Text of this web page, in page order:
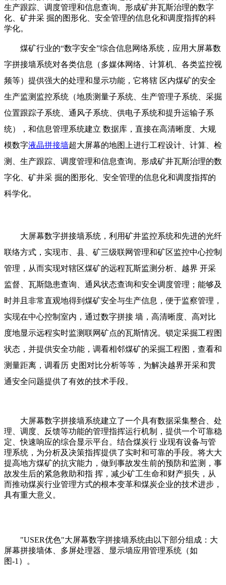
生产跟踪、调度管理和信息查询。形成矿井瓦斯治理的数字
化、矿井采 掘的图形化、安全管理的信息化和调度指挥的科
学化。
煤矿行业的“数字安全”综合信息网络系统，应用大屏幕数
字拼接墙系统对各类信息（多媒体网络、计算机、各类监控视
频等）提供强大的处理和显示功能，它将辖 区内煤矿的安全
生产监测监控系统（地质测量子系统、生产管理子系统、采掘
位置跟踪子系统、通风子系统、供电子系统和提升运输子系
统），和信息管理系统建立 数据库，直接在高清晰度、大规
模数字液晶拼接墙超大屏幕的地图上进行工程设计、计算、检
测、生产跟踪、调度管理和信息查询。形成矿井瓦斯治理的数
字化、矿井采 掘的图形化、安全管理的信息化和调度指挥的
科学化。
大屏幕数字拼接墙系统，利用矿井监控系统和先进的光纤
联络方式，实现市、县、矿三级联网管理和矿区监控中心控制
管理，从而实现对辖区煤矿的远程瓦斯监测分析、越界 开采
监督、瓦斯隐患查询、通风状态查询和安全调度管理；能够及
时并且非常直观地得到煤矿安全与生产信息，便于监察管理，
实现在中心控制室内，通过数字拼接 墙，高清晰度、高对比
度地显示远程实时监测联网矿点的瓦斯情况。锁定采掘工程图
状态，并提供安全功能，调看相邻煤矿的采掘工程图，查看和
测量距离，调看历 史图对比分析等等，为解决越界开采和贯
通安全问题提供了有效的技术手段。
大屏幕数字拼接墙系统建立了一个具有数据采集整合、处
理、调度、反馈等功能的管理指挥运行机制，提供一个可靠稳
定、快速响应的综合显示平台。结合煤炭行 业现有设备与管
理系统，为分析及决策指挥提供了实时和可靠的手段。将大大
提高地方煤矿的抗灾能力，做到事故发生前的预防和监测，事
故发生后的紧急救助和指 挥，减少矿工生命和财产损失，从
而推动煤炭行业管理方式的根本变革和煤炭企业的技术进步，
具有重大意义。
"USER优色"大屏幕数字拼接墙系统由以下部分组成：大
屏幕拼接墙体、多屏处理器、显示墙应用管理系统（如
图-1）。